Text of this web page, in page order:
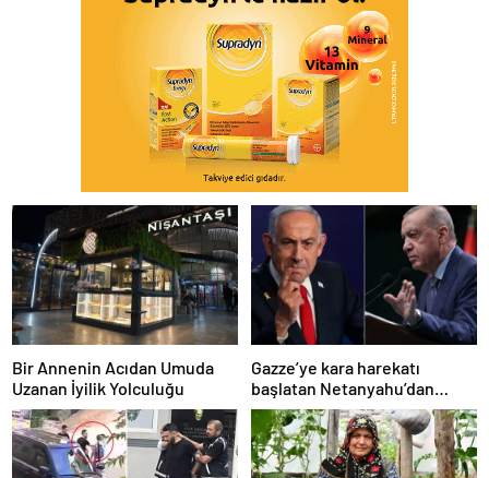
Bir Annenin Acıdan Umuda
Uzanan İyilik Yolculuğu
Gazze’ye kara harekatı
başlatan Netanyahu’dan
Erdoğan’a küstah sözler